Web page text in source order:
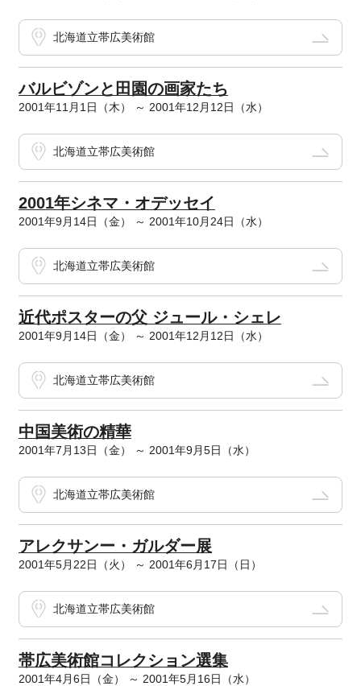
北海道立帯広美術館
バルビゾンと田園の画家たち
2001年11月1日（木） ～ 2001年12月12日（水）
北海道立帯広美術館
2001年シネマ・オデッセイ
2001年9月14日（金） ～ 2001年10月24日（水）
北海道立帯広美術館
近代ポスターの父 ジュール・シェレ
2001年9月14日（金） ～ 2001年12月12日（水）
北海道立帯広美術館
中国美術の精華
2001年7月13日（金） ～ 2001年9月5日（水）
北海道立帯広美術館
アレクサンー・ガルダー展
2001年5月22日（火） ～ 2001年6月17日（日）
北海道立帯広美術館
帯広美術館コレクション選集
2001年4月6日（金） ～ 2001年5月16日（水）